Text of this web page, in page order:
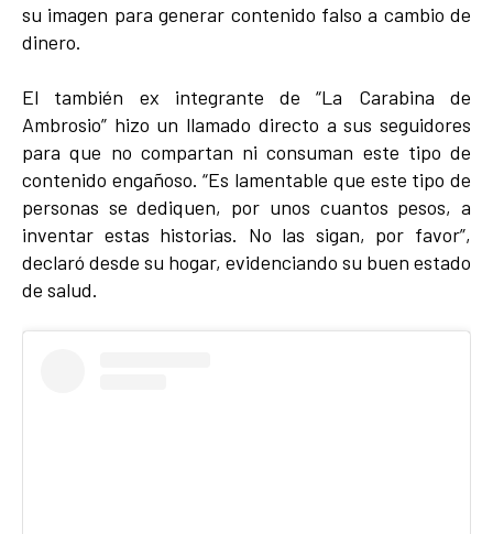
su imagen para generar contenido falso a cambio de
dinero.
El también ex integrante de “La Carabina de
Ambrosio” hizo un llamado directo a sus seguidores
para que no compartan ni consuman este tipo de
contenido engañoso. “Es lamentable que este tipo de
personas se dediquen, por unos cuantos pesos, a
inventar estas historias. No las sigan, por favor”,
declaró desde su hogar, evidenciando su buen estado
de salud.